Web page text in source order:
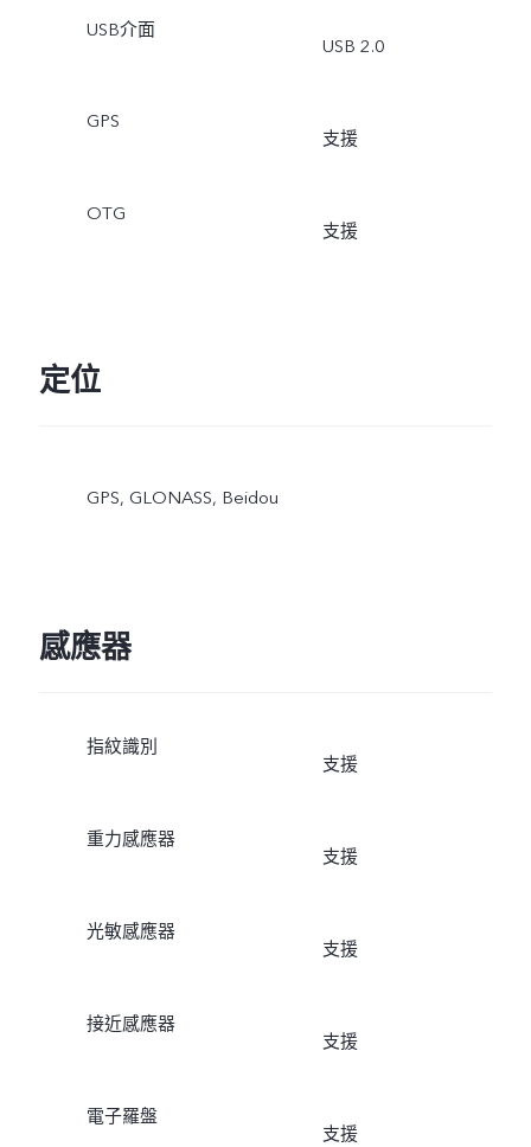
USB介面
USB 2.0
GPS
支援
OTG
支援
定位
GPS, GLONASS, Beidou
感應器
指紋識別
支援
重力感應器
支援
光敏感應器
支援
接近感應器
支援
電子羅盤
支援